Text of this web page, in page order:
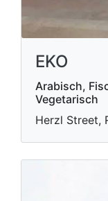
EKO
Arabisch,
Vegetarisch
Herzl Street,